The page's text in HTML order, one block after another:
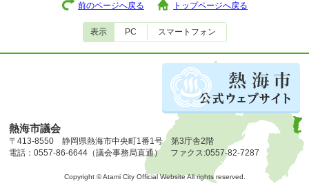
前のページへ戻る トップページへ戻る
表示 PC スマートフォン
熱海市議会
〒413-8550 静岡県熱海市中央町1番1号 第3庁舎2階
電話：0557-86-6644（議会事務局直通） ファクス:0557-82-7287
Copyright © Atami City Official Website All rights reserved.